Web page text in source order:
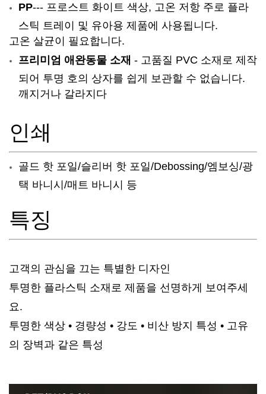
PP--- 프로스트 화이트 색상, 고온 저항 주로 플라
스틱 트레이 및 유아용 제품에 사용됩니다.
고온 살균이 필요합니다.
프리미엄 애완동물 소재 - 고품질 PVC 소재로 제작
되어 투명 호의 상자를 쉽게 보관할 수 없습니다.
깨지거나 갈라지다
인쇄
골드 핫 포일/슬리버 핫 포일/Debossing/엠보싱/광
택 바니시/매트 바니시 등
특징
고객의 관심을 끄는 특별한 디자인
투명한 플라스틱 소재로 제품을 선명하게 보여주세
요.
투명한 색상 • 경량성 • 강도 • 비산 방지 특성 • 고유
의 장벽과 같은 특성